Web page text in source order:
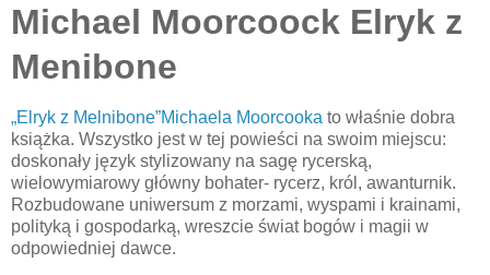
Michael Moorcoock Elryk z
Menibone
„Elryk z Melnibone”Michaela Moorcooka to właśnie dobra
książka. Wszystko jest w tej powieści na swoim miejscu:
doskonały język stylizowany na sagę rycerską,
wielowymiarowy główny bohater- rycerz, król, awanturnik.
Rozbudowane uniwersum z morzami, wyspami i krainami,
polityką i gospodarką, wreszcie świat bogów i magii w
odpowiedniej dawce.